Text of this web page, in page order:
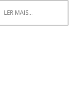
LER MAIS...